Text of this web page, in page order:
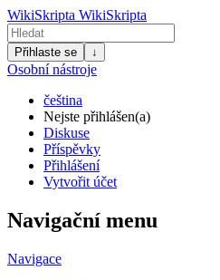
WikiSkripta WikiSkripta
Přihlaste se ↓
Osobní nástroje
čeština
Nejste přihlášen(a)
Diskuse
Příspěvky
Přihlášení
Vytvořit účet
Navigační menu
Navigace